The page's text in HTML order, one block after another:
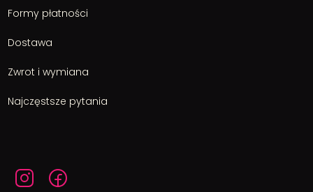
Formy płatności
Dostawa
Zwrot i wymiana
Najczęstsze pytania